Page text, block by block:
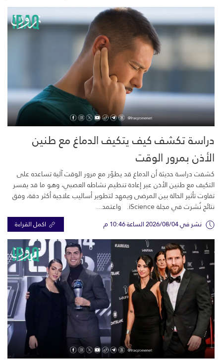
دراسة تكشف كيف يتكيف الدماغ مع طنين
الأذن بمرور الوقت
كشفت دراسة حديثة أن الدماغ قد يطوّر مع مرور الوقت آلية تساعده على
التكيف مع طنين الأذن عبر إعادة تنظيم نشاطه العصبي، وهو ما قد يفسر
تفاوت تأثير الحالة بين المرضى ويمهد لتطوير أساليب علاجية أكثر دقة، وفق
نتائج نُشرت في مجلة iScience. واعتمد...
نشر في 2026/08/04 الساعة 10:46 م اكمل القراءة